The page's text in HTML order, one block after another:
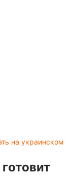
на украинском